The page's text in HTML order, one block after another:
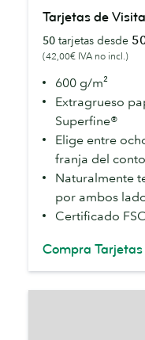
Visita
Luxe
Tarjetas de
50 tarjetas desde
(42,00€ IVA no incl.)
600 g/m²
Extragrueso
Superfine®
Elige entre
franja del
Naturalmente
por ambos
Certificado
Compra